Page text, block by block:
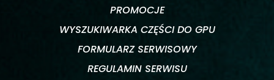
PROMOCJE
WYSZUKIWARKA CZĘŚCI DO GPU
FORMULARZ SERWISOWY
REGULAMIN SERWISU